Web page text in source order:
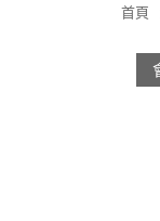
首頁